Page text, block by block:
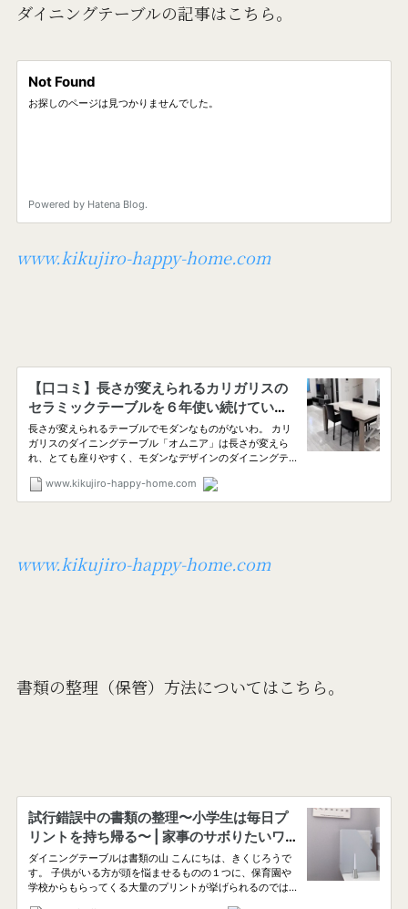
ダイニングテーブルの記事はこちら。
www.kikujiro-happy-home.com
www.kikujiro-happy-home.com
書類の整理（保管）方法についてはこちら。